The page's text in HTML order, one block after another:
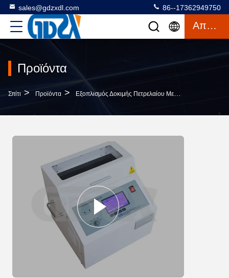
sales@gdzxdl.com 86--17362949750
Απόσπασμα
Προϊόντα
Σπίτι > Προϊόντα > Εξοπλισμός Δοκιμής Πετρελαίου Μετασχηματιστών